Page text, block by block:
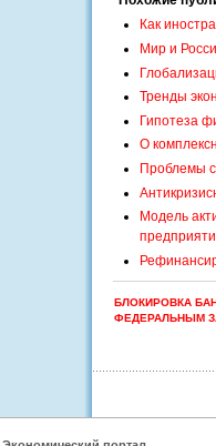
Как
Мир и
Тренды
Гипотеза
О
Проблемы
Модель
БЛОКИРОВКА
ФЕДЕРАЛЬНЫМ